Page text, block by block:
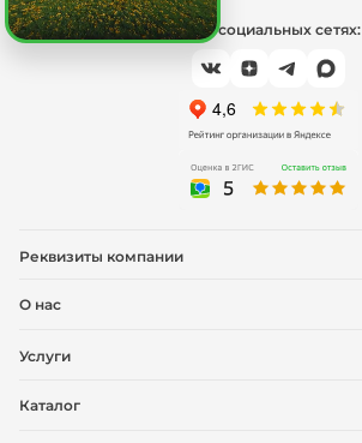
Мы в социальных сетях:
Реквизиты компании
О нас
Услуги
Каталог